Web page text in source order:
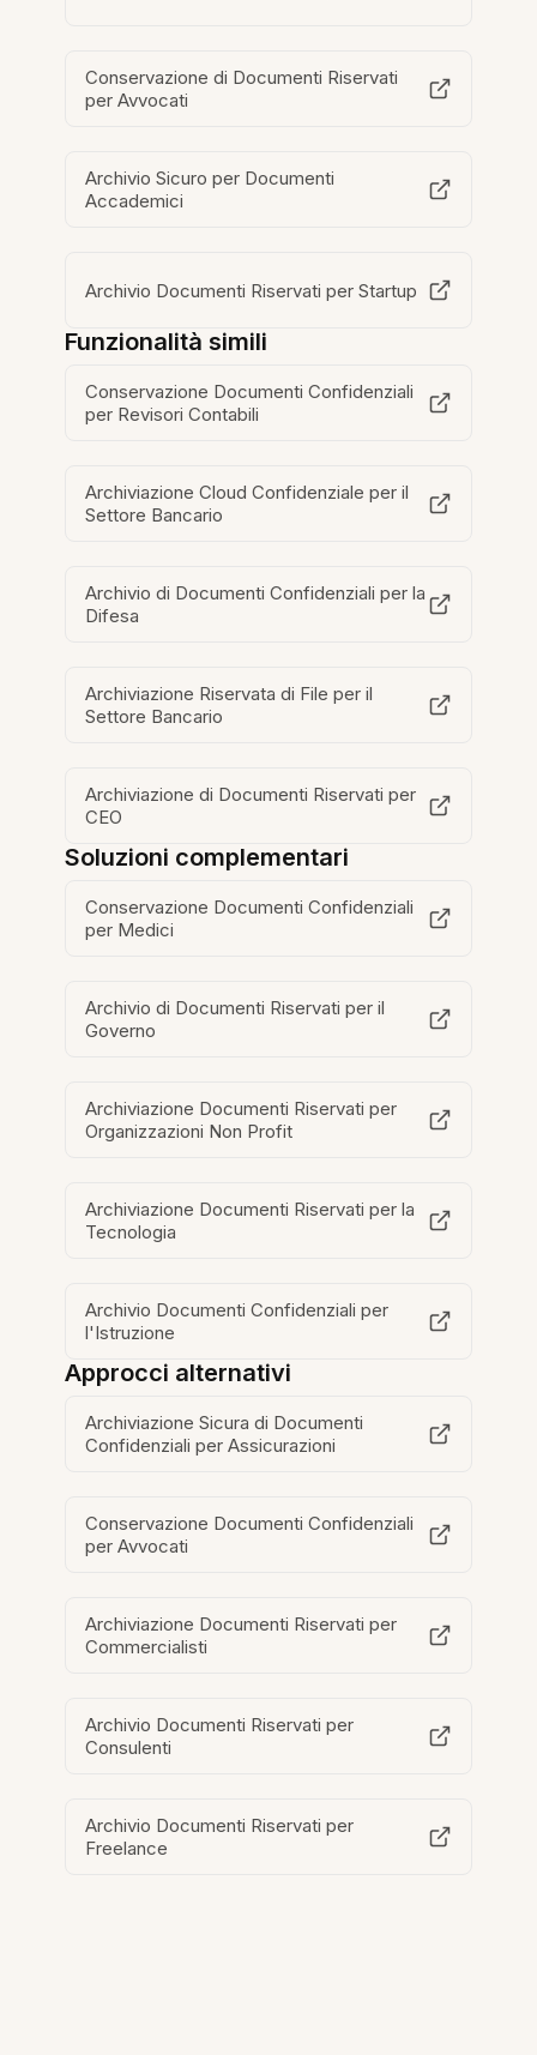
Conservazione di Documenti Riservati
per Avvocati
Archivio Sicuro per Documenti
Accademici
Archivio Documenti Riservati per Startup
Funzionalità simili
Conservazione Documenti Confidenziali
per Revisori Contabili
Archiviazione Cloud Confidenziale per il
Settore Bancario
Archivio di Documenti Confidenziali per la
Difesa
Archiviazione Riservata di File per il
Settore Bancario
Archiviazione di Documenti Riservati per
CEO
Soluzioni complementari
Conservazione Documenti Confidenziali
per Medici
Archivio di Documenti Riservati per il
Governo
Archiviazione Documenti Riservati per
Organizzazioni Non Profit
Archiviazione Documenti Riservati per la
Tecnologia
Archivio Documenti Confidenziali per
l'Istruzione
Approcci alternativi
Archiviazione Sicura di Documenti
Confidenziali per Assicurazioni
Conservazione Documenti Confidenziali
per Avvocati
Archiviazione Documenti Riservati per
Commercialisti
Archivio Documenti Riservati per
Consulenti
Archivio Documenti Riservati per
Freelance